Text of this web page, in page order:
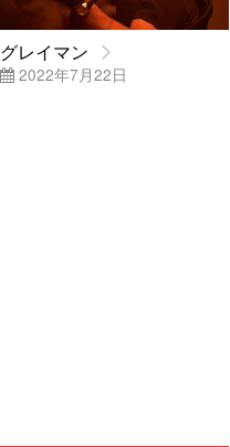
グレイマン
2022年7月22日